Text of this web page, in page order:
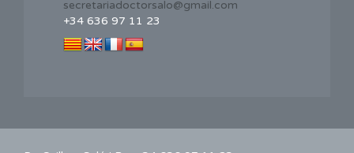
secretariadoctorsalo@gmail.com
+34 636 97 11 23